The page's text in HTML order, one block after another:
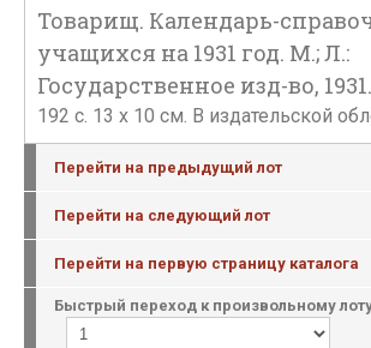
Товарищ. Календарь-
учащихся на 1931 год. М.; Л.:
Государственное изд-во, 1931.
192 c. 13 x 10 см. В издательской
Перейти на предыдущий лот
Перейти на следующий лот
Перейти на первую страницу каталога
Быстрый переход к произвольному